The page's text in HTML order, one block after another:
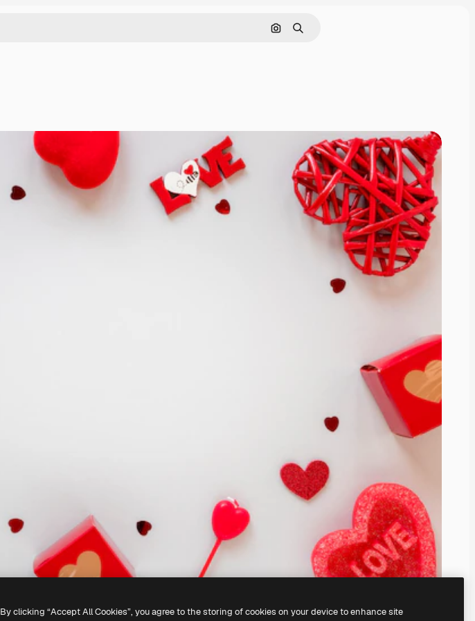
Cerca per immagine
Ricerca
By clicking “Accept All Cookies”, you agree to the storing of cookies on your device to enhance site